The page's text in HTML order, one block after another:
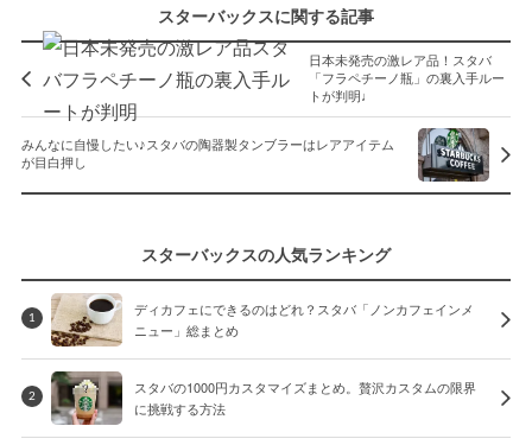
スターバックスに関する記事
日本未発売の激レア品！スタバ
「フラペチーノ瓶」の裏入手ルー
トが判明♩
みんなに自慢したい♪スタバの陶器製タンブラーはレアアイテム
が目白押し
スターバックスの人気ランキング
1
ディカフェにできるのはどれ？スタバ「ノンカフェインメ
ニュー」総まとめ
2
スタバの1000円カスタマイズまとめ。贅沢カスタムの限界
に挑戦する方法